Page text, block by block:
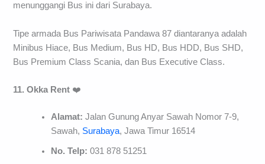
menunggangi Bus ini dari Surabaya.
Tipe armada Bus Pariwisata Pandawa 87 diantaranya adalah
Minibus Hiace, Bus Medium, Bus HD, Bus HDD, Bus SHD,
Bus Premium Class Scania, dan Bus Executive Class.
11. Okka Rent ❤️
Alamat: Jalan Gunung Anyar Sawah Nomor 7-9,
Sawah, Surabaya, Jawa Timur 16514
No. Telp: 031 878 51251